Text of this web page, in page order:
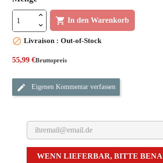
 In den Warenkorb
 Livraison : Out-of-Stock
55,99 €Bruttopreis
Eigenen Kommentar verfassen
WENN LIEFERBAR, BITTE